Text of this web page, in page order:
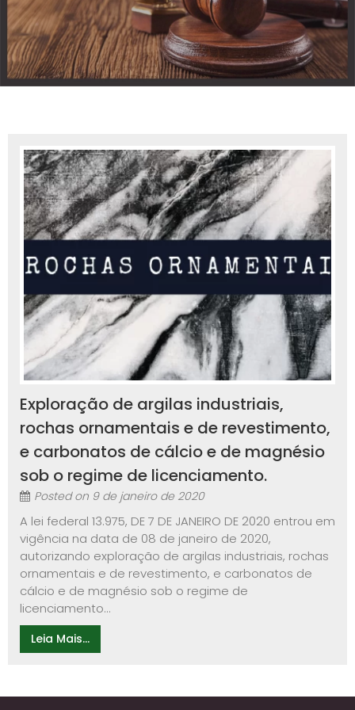
Exploração de argilas industriais,
rochas ornamentais e de revestimento,
e carbonatos de cálcio e de magnésio
sob o regime de licenciamento.
Posted on 9 de janeiro de 2020
A lei federal 13.975, DE 7 DE JANEIRO DE 2020 entrou em
vigência na data de 08 de janeiro de 2020,
autorizando exploração de argilas industriais, rochas
ornamentais e de revestimento, e carbonatos de
cálcio e de magnésio sob o regime de
licenciamento...
Leia Mais...